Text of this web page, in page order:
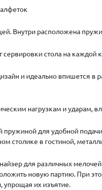
Внутри расположена
сервировки стола на
и идеально впишется
нагрузкам и ударам,
для удобной
столике в гостиной,
для различных
новую партию. При
упрощая их изъятие.